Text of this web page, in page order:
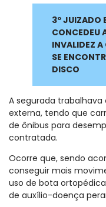
3º JUIZADO
CONCEDEU
INVALIDEZ A
SE
DISCO
A segurada
externa, tendo que
de ônibus para
contratada.
Ocorre que, sendo
conseguir mais
uso de bota
de auxílio-doença